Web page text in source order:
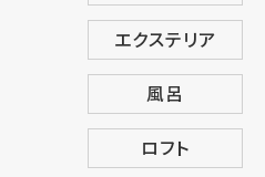
エクステリア
風呂
ロフト